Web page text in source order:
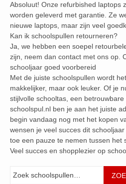
Absoluut! Onze refurbished laptops
worden geleverd met garantie. Ze
nieuwe laptops, maar zijn veel
Kan ik schoolspullen retourneren?
Ja, we hebben een soepel
zijn, neem dan contact met ons op.
schooljaar goed voorbereid
Met de juiste schoolspullen wordt
makkelijker, maar ook leuker. Of je
stijlvolle schooltas, een
schoolspul.nl ben je aan het juiste
begin vandaag nog met het kopen
wensen je veel succes dit
toe een pauze te nemen tussen het
Veel succes en shopplezier op
Zoeken